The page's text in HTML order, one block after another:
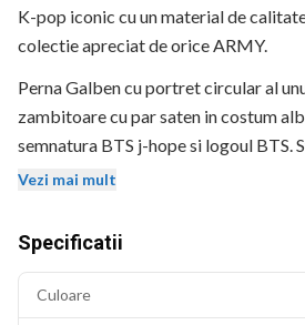
K-pop iconic cu un material de
colectie apreciat de orice ARMY.
Perna Galben cu portret circular al
zambitoare cu par saten in costum
semnatura BTS j-hope si logoul BTS.
grafice.
Vezi mai mult
Specificatii
Culoare